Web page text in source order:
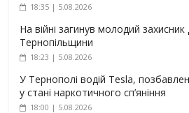
18:35 | 5.08.2026
На війні загинув молодий
Тернопільщини
18:23 | 5.08.2026
У Тернополі водій Tesla,
у стані наркотичного сп’яніння
18:00 | 5.08.2026